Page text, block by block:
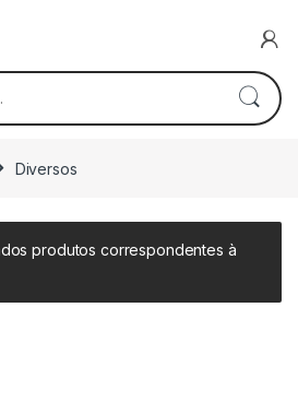
Diversos
produtos correspondentes à